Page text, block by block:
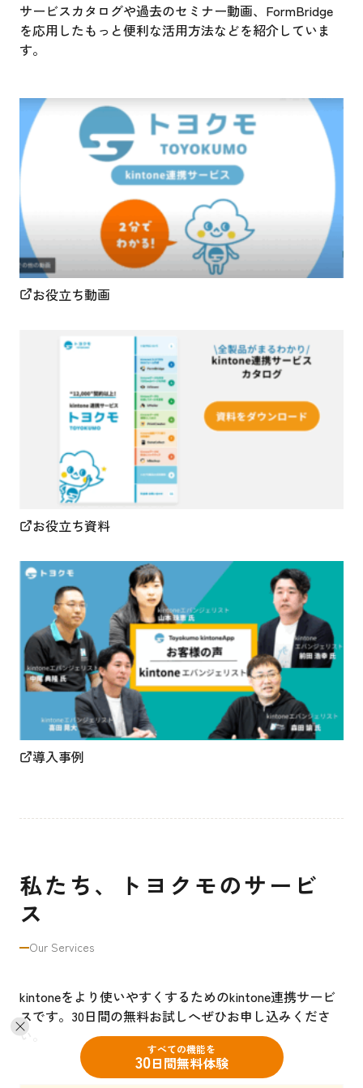
サービスカタログや過去のセミナー動画、FormBridge
を応用したもっと便利な活用方法などを紹介していま
す。
お役立ち動画
お役立ち資料
導入事例
私たち、トヨクモのサービ
ス
Our Services
kintoneをより使いやすくするためのkintone連携サービ
スです。30日間の無料お試しへぜひお申し込みくださ
い。
すべての機能を
30日間無料体験